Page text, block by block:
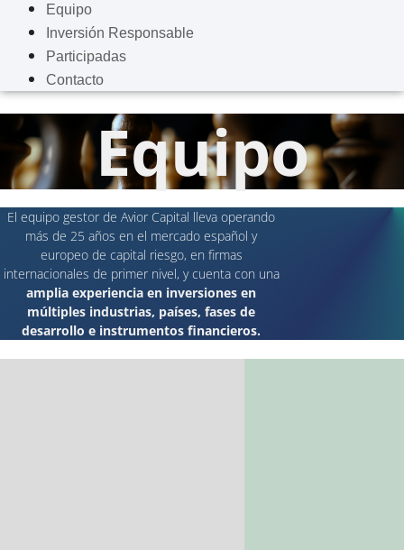
Equipo
Inversión Responsable
Participadas
Contacto
Equipo
El equipo gestor de Avior Capital lleva operando
más de 25 años en el mercado español y
europeo de capital riesgo, en firmas
internacionales de primer nivel, y cuenta con una
amplia experiencia en inversiones en
múltiples industrias, países, fases de
desarrollo e instrumentos financieros.